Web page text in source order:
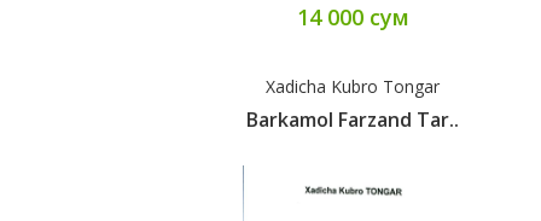
14 000 сум
Xadicha Kubro Tongar
Barkamol Farzand Tar..